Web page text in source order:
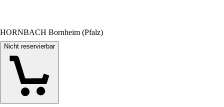
HORNBACH Bornheim (Pfalz)
Nicht reservierbar